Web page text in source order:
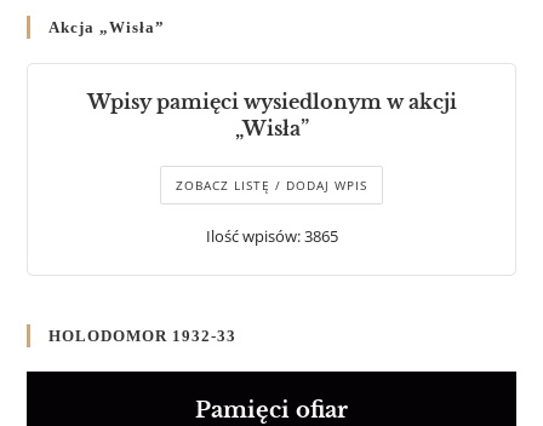
Akcja „Wisła”
Wpisy pamięci wysiedlonym w akcji
„Wisła”
ZOBACZ LISTĘ / DODAJ WPIS
Ilość wpisów: 3865
HOLODOMOR 1932-33
Pamięci ofiar